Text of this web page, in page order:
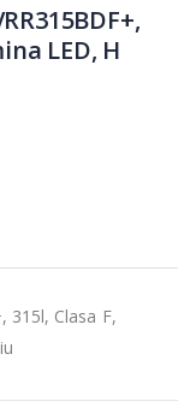
LED, H
315l, Clasa F,
Masina de tocat
carne Bosch ...
Heinner HHB-